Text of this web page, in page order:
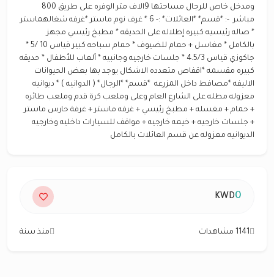
‎ومدخل خاص للرجال ‎مساحتها 9الاف متر ‎الوفره على طريق 800
‎مباشر ‎ -: *قسم* *العائلات* :- ‎* 6 غرف نوم ماستر ‎*غرفه شغالهماستر
‎* صاله رئيسيه كبيره إطلاله على الحديقه ‎* مطبخ رئيسي مجهز
بالكامل ‎* مغاسل + حمام للضيوف ‎* حمام سباحه كبير قياس 10 /5 ‎*
جاكوزي قياس 4.5/3 ‎* جلسات خارجيه وجانبيه ‎* ألعاب للأطفال ‎* حديقه
كبيره مقسمه ‎*اقفاص متعدده الاشكال يوجد بها بعض الحيوانات
الاليفه ‎*مصافط داخل المزرعه ‎ *قسم* *الرجال* ( الدوانيه ) ‎* ديوانيه
معزوله مطله على الشارع العام وعلى وملعب كرة قدم وملعب طائره
+ حمام + مغسله + مطبخ رئيسي + غرفه ماستر + غرفة حارس ماستر
+ جلسات خارجيه + ‎خيمه خارجيه + مواقف للسيارات داخليه وخارجيه
0
KWD
1141 مشاهدات منذ سنة